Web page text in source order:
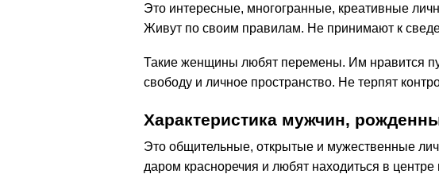
Это интересные, многогранные, креативные
Живут по своим правилам. Не принимают к
Такие женщины любят перемены. Им нравится
свободу и личное пространство. Не терпят
Характеристика мужчин,
Это общительные, открытые и мужественные
даром красноречия и любят находиться в